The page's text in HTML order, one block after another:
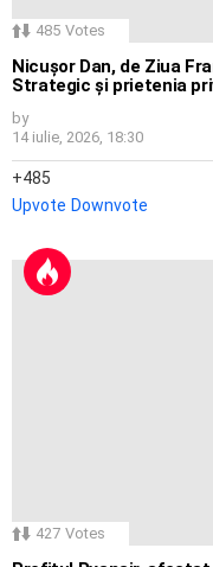
485 Votes
Nicușor Dan, de Ziua
Strategic și prietenia
by
14 iulie, 2026, 18:30
485
Upvote Downvote
427 Votes